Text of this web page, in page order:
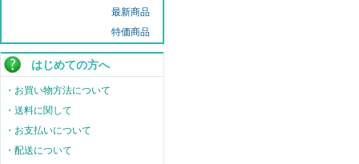
最新商品
特価商品
はじめての方へ
・お買い物方法について
・送料に関して
・お支払いについて
・配送について